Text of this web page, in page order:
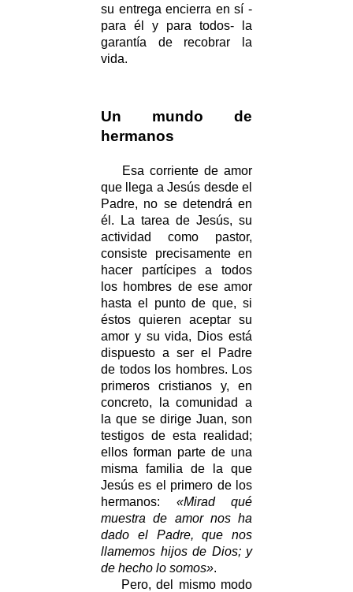
su entrega encierra en sí -
para él y para todos- la
garantía de recobrar la
vida.
Un mundo de
hermanos
Esa corriente de amor
que llega a Jesús desde el
Padre, no se detendrá en
él. La tarea de Jesús, su
actividad como pastor,
consiste precisamente en
hacer partícipes a todos
los hombres de ese amor
hasta el punto de que, si
éstos quieren aceptar su
amor y su vida, Dios está
dispuesto a ser el Padre
de todos los hombres. Los
primeros cristianos y, en
concreto, la comunidad a
la que se dirige Juan, son
testigos de esta realidad;
ellos forman parte de una
misma familia de la que
Jesús es el primero de los
hermanos: «Mirad qué
muestra de amor nos ha
dado el Padre, que nos
llamemos hijos de Dios; y
de hecho lo somos».
Pero, del mismo modo